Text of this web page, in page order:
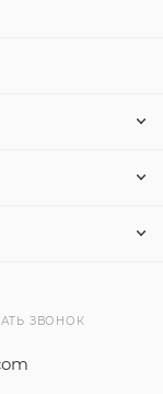
ЗВОНОК